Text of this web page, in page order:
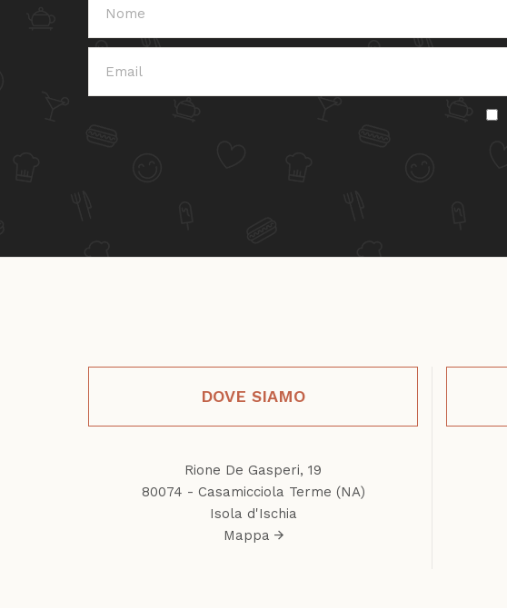
DOVE SIAMO
Rione De Gasperi, 19
80074 - Casamicciola Terme (NA)
Isola d'Ischia
Mappa